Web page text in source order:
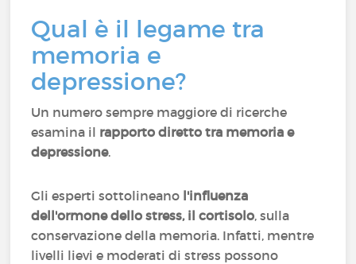
Qual è il legame tra
memoria e
depressione?
Un numero sempre maggiore di ricerche
esamina il rapporto diretto tra memoria e
depressione.
Gli esperti sottolineano l'influenza
dell'ormone dello stress, il cortisolo, sulla
conservazione della memoria. Infatti, mentre
livelli lievi e moderati di stress possono